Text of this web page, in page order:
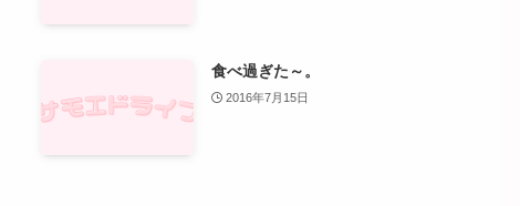
食べ過ぎた～。
2016年7月15日